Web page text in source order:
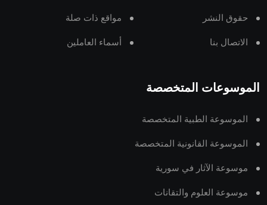
حقوق النشر مواقع ذات صلة
الاتصال بنا أسماء العاملين
الموسوعات المتخصصة
الموسوعة الطبية المتخصصة
الموسوعة القانونية المتخصصة
موسوعة الآثار في سورية
موسوعة العلوم والتقانات